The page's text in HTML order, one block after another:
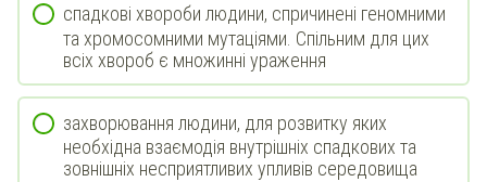
спадкові хвороби людини, спричинені геномними
та хромосомними мутаціями. Спільним для цих
всіх хвороб є множинні ураження
захворювання людини, для розвитку яких
необхідна взаємодія внутрішніх спадкових та
зовнішніх несприятливих упливів середовища